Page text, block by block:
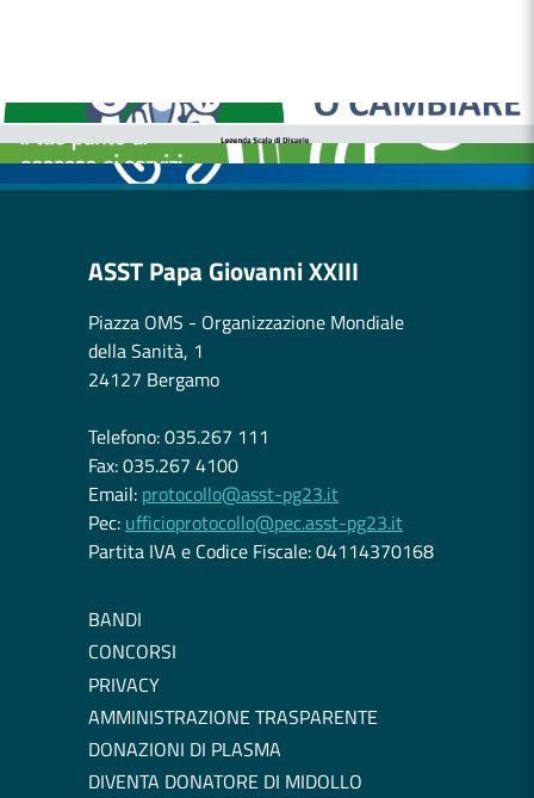
BOLLETTINI DISAGIO DA CALORE
CASE DI COMUNITÀ
OSPEDALE DI COMUNITÀ
ASST Papa Giovanni XXIII
Piazza OMS - Organizzazione Mondiale
della Sanità, 1
24127 Bergamo
Telefono: 035.267 111
Fax: 035.267 4100
Email: protocollo@asst-pg23.it
Pec: ufficioprotocollo@pec.asst-pg23.it
Partita IVA e Codice Fiscale: 04114370168
BANDI
CONCORSI
PRIVACY
AMMINISTRAZIONE TRASPARENTE
DONAZIONI DI PLASMA
DIVENTA DONATORE DI MIDOLLO